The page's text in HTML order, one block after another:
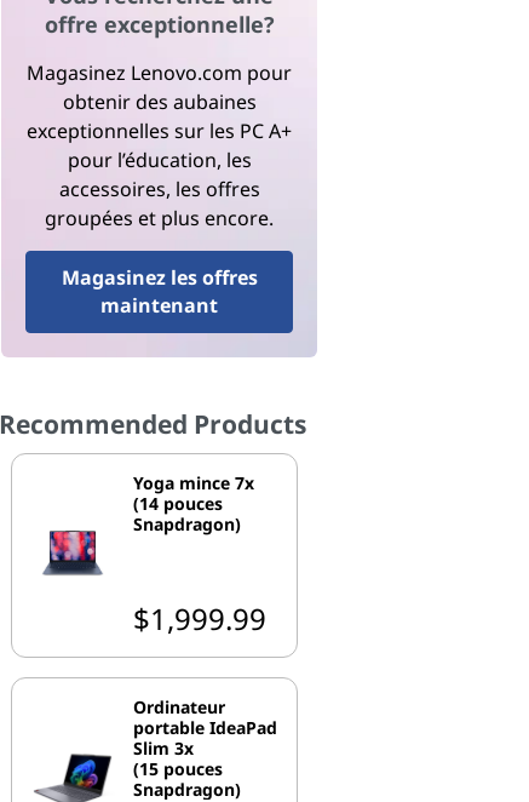
offre exceptionnelle?
Magasinez Lenovo.com pour
obtenir des aubaines
exceptionnelles sur les PC A+
pour l’éducation, les
accessoires, les offres
groupées et plus encore.
Magasinez les offres
maintenant
Recommended Products
Yoga mince 7x
(14 pouces
Snapdragon)
$1,999.99
Ordinateur
portable IdeaPad
Slim 3x
(15 pouces
Snapdragon)